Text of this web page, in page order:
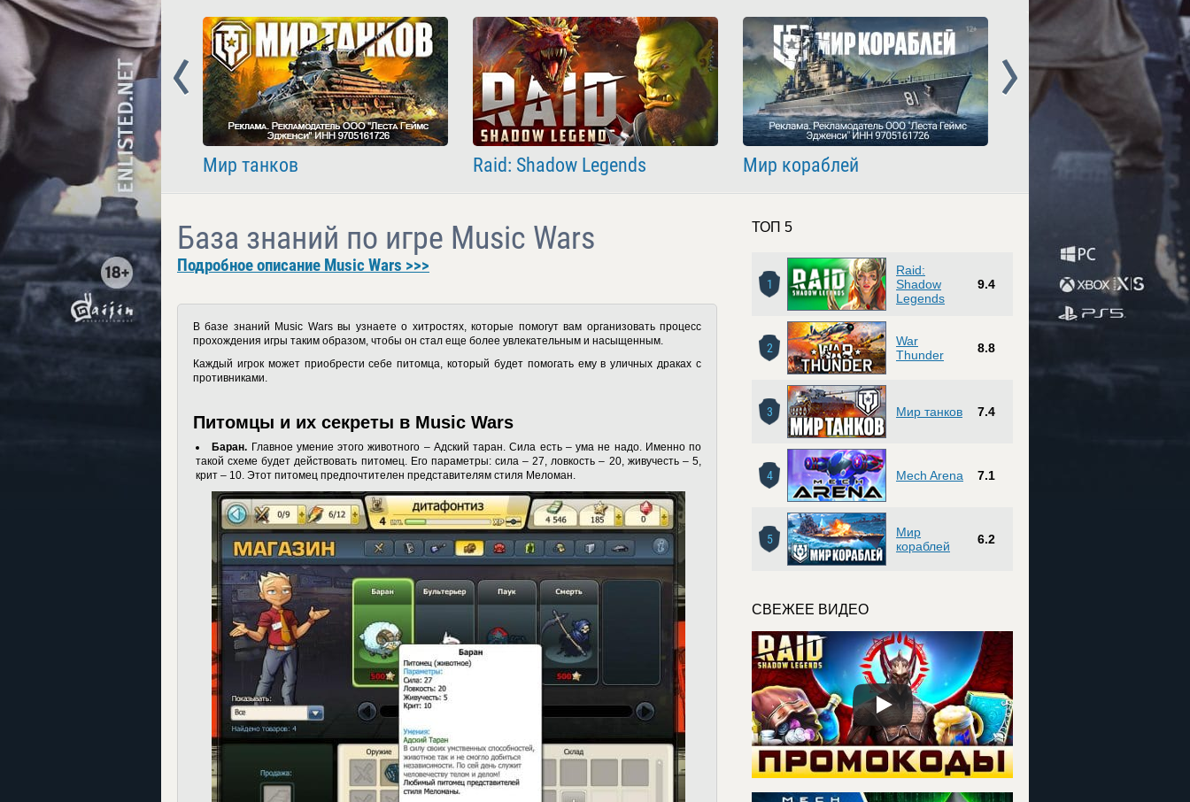
Мир танков Raid: Shadow Legends Мир кораблей Crossout
Prev Next
База знаний по игре Music Wars
Подробное описание Music Wars >>>
В базе знаний Music Wars вы узнаете о хитростях, которые помогут вам организовать процесс
прохождения игры таким образом, чтобы он стал еще более увлекательным и насыщенным.
Каждый игрок может приобрести себе питомца, который будет помогать ему в уличных драках с
противниками.
Питомцы и их секреты в Music Wars
Баран. Главное умение этого животного – Адский таран. Сила есть – ума не надо. Именно по
такой схеме будет действовать питомец. Его параметры: сила – 27, ловкость – 20, живучесть – 5,
крит – 10. Этот питомец предпочтителен представителям стиля Меломан.
ТОП 5
1
Raid:
Shadow
Legends
9.4
2
War
Thunder
8.8
3 Мир танков 7.4
4 Mech Arena 7.1
5
Мир
кораблей
6.2
СВЕЖЕЕ ВИДЕО